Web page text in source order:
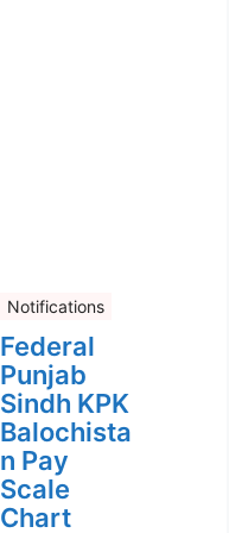
Notifications
Federal
Punjab
Sindh KPK
Balochista
n Pay
Scale
Chart